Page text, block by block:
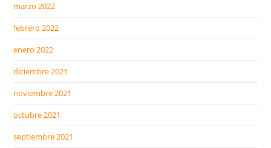
marzo 2022
febrero 2022
enero 2022
diciembre 2021
noviembre 2021
octubre 2021
septiembre 2021